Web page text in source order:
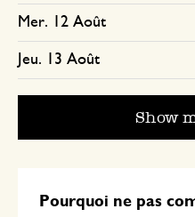
Mer. 12 Août
Jeu. 13 Août
Show
Pourquoi ne pas